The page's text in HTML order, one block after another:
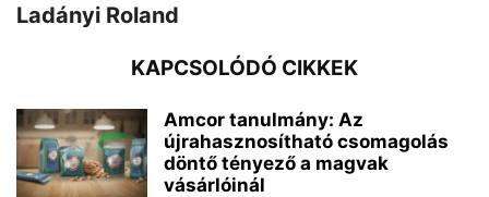
Ladányi Roland
KAPCSOLÓDÓ CIKKEK
Amcor tanulmány: Az
újrahasznosítható csomagolás
döntő tényező a magvak
vásárlóinál